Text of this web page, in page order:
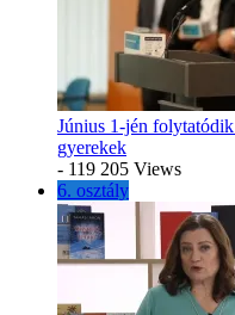
Június 1-jén
gyerekek
- 119 205 Views
6. osztály